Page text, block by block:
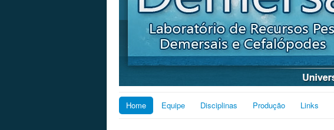
Home Equipe Disciplinas Produção Links